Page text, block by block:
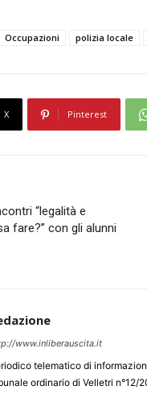
Occupazioni polizia locale
X Pinterest
“legalità e
fare?” con gli alunni
www.inliberauscita.it
telematico di
ordinario di Velletri n°12/